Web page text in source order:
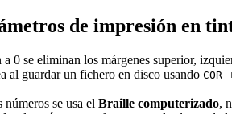
de impresión en
a 0 se eliminan los márgenes superior,
al guardar un fichero en disco usando COR
números se usa el Braille computerizado,